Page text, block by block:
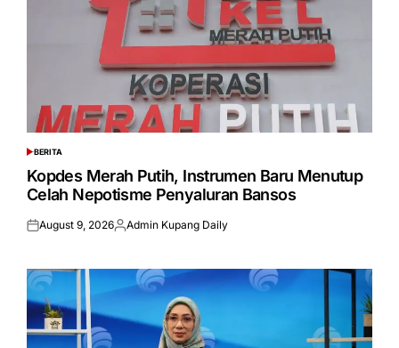
POSTED
IN
BERITA
Kopdes Merah Putih, Instrumen Baru Menutup
Celah Nepotisme Penyaluran Bansos
Posted
August 9, 2026Posted
Admin Kupang Daily